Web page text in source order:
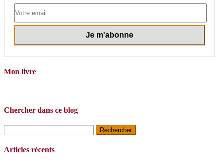
Mon livre
Chercher dans ce blog
Articles récents